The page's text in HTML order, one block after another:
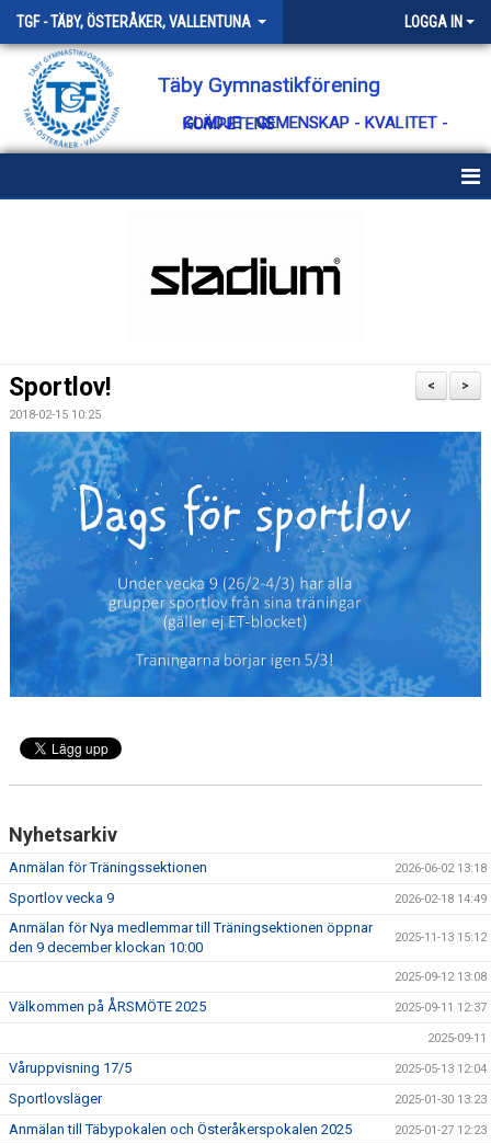
TGF - TÄBY, ÖSTERÅKER, VALLENTUNA LOGGA IN
Täby Gymnastikförening
GLÄDJE - GEMENSKAP - KVALITET - KOMPETENS
VÄRDEGRUND
STYRANDE DOKUMENT
NYHETER
FÖR MEDLEM
ARRANGEMANG/LÄGER
SPONSORER/SAMARBETEN
>
<
Sportlov!
2018-02-15 10:25
Nyhetsarkiv
Anmälan för Träningssektionen 2026-06-02 13:18
Sportlov vecka 9 2026-02-18 14:49
Anmälan för Nya medlemmar till Träningsektionen öppnar
den 9 december klockan 10:00
2025-11-13 15:12
2025-09-12 13:08
Välkommen på ÅRSMÖTE 2025 2025-09-11 12:37
2025-09-11
Våruppvisning 17/5 2025-05-13 12:04
Sportlovsläger 2025-01-30 13:23
Anmälan till Täbypokalen och Österåkerspokalen 2025 2025-01-27 12:23